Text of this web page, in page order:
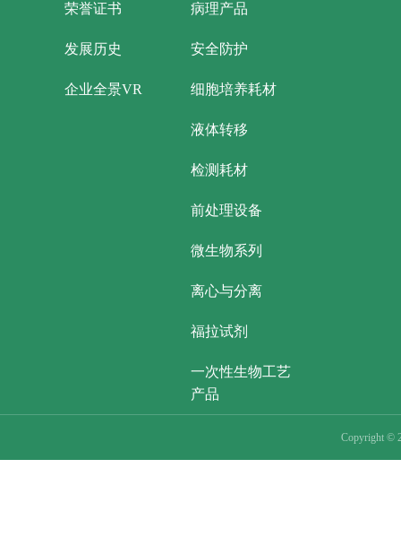
荣誉证书
发展历史
企业全景VR
病理产品
安全防护
细胞培养耗材
液体转移
检测耗材
前处理设备
微生物系列
离心与分离
福拉试剂
一次性生物工艺
产品
Copyright ©